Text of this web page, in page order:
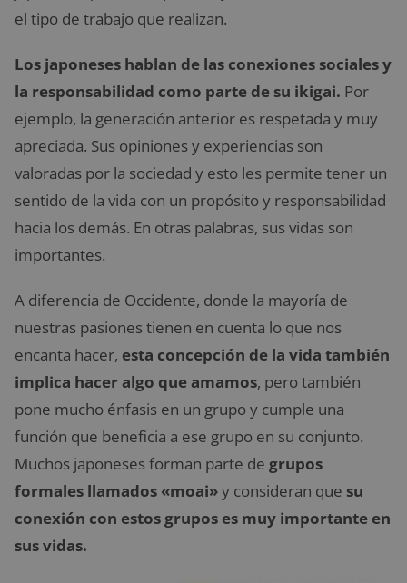
el tipo de trabajo que realizan.
Los japoneses hablan de las conexiones sociales y
la responsabilidad como parte de su ikigai. Por
ejemplo, la generación anterior es respetada y muy
apreciada. Sus opiniones y experiencias son
valoradas por la sociedad y esto les permite tener un
sentido de la vida con un propósito y responsabilidad
hacia los demás. En otras palabras, sus vidas son
importantes.
A diferencia de Occidente, donde la mayoría de
nuestras pasiones tienen en cuenta lo que nos
encanta hacer, esta concepción de la vida también
implica hacer algo que amamos, pero también
pone mucho énfasis en un grupo y cumple una
función que beneficia a ese grupo en su conjunto.
Muchos japoneses forman parte de grupos
formales llamados «moai»y consideran que su
conexión con estos grupos es muy importante en
sus vidas.